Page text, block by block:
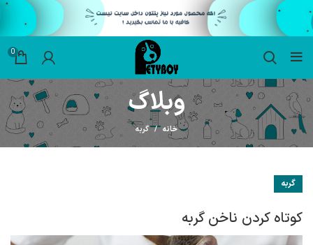
0
وبلاگ
خانه گربه
گربه
کوتاه کردن ناخن گربه